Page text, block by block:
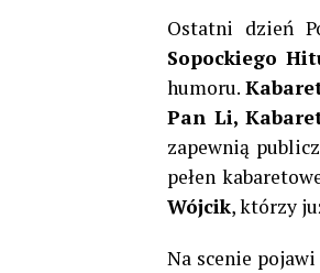
Ostatni dzień
Sopockiego
humoru.
Pan Li,
zapewnią
pełen
Wójcik, którzy
Na scenie